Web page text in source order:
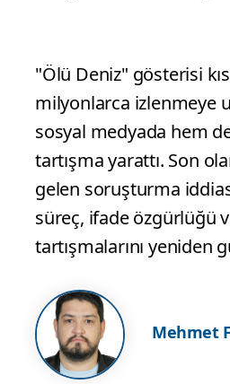
"Ölü Deniz" gösterisi
milyonlarca izlenmeye
sosyal medyada hem
tartışma yarattı. Son
gelen soruşturma
süreç, ifade özgürlüğü
tartışmalarını yeniden
Mehmet